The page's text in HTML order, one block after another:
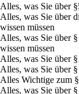
Alles, was Sie über
Alles, was Sie über
wissen müssen
Alles, was Sie über
wissen müssen
Alles, was Sie über
Alles, was Sie über
Alles Wichtige zum
Alles, was Sie über